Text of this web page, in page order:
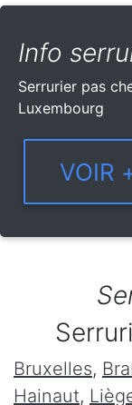
Info
Serrurier pas
Luxembourg
Bruxelles,
Hainaut,